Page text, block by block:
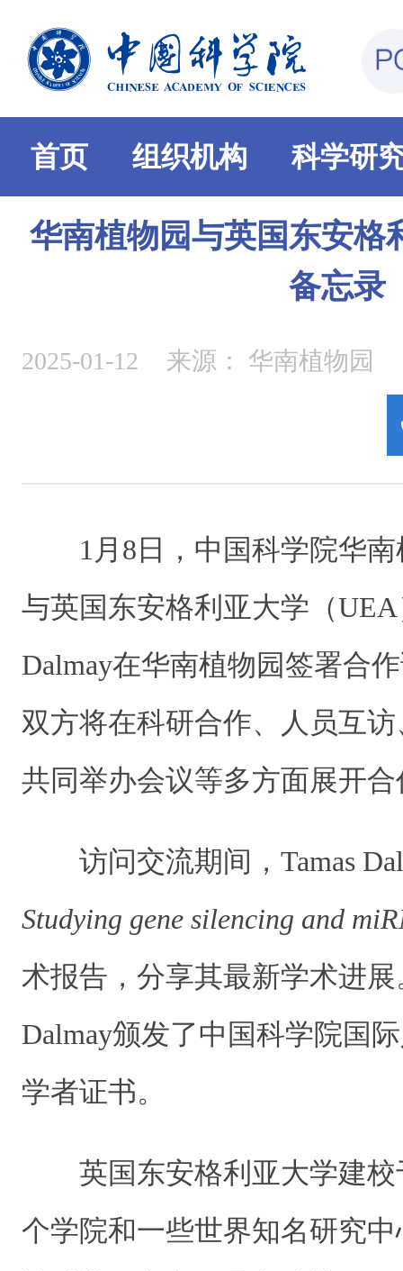
首页 组织机构 科学研
华南植物园与英国东安格
备忘录
2025-01-12 来源： 华南植物园
1月8日，中国科学院华
与英国东安格利亚大学（UEA
Dalmay在华南植物园签署合
双方将在科研合作、人员互
共同举办会议等多方面展开合
访问交流期间，Tamas
Studying gene silencing and
术报告，分享其最新学术进展
Dalmay颁发了中国科学院国
学者证书。
英国东安格利亚大学建校
个学院和一些世界知名研究